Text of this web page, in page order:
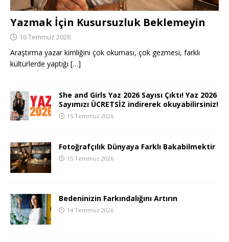
Yazmak İçin Kusursuzluk Beklemeyin
16 Temmuz 2026
Araştırma yazar kimliğini çok okuması, çok gezmesi, farklı
kültürlerde yaptığı […]
She and Girls Yaz 2026 Sayısı Çıktı! Yaz 2026
Sayımızı ÜCRETSİZ indirerek okuyabilirsiniz!
15 Temmuz 2026
Fotoğrafçılık Dünyaya Farklı Bakabilmektir
15 Temmuz 2026
Bedeninizin Farkındalığını Artırın
14 Temmuz 2026